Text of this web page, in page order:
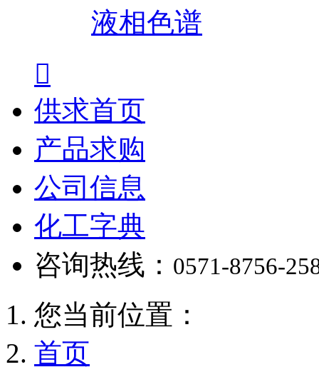
液相色谱

供求首页
产品求购
公司信息
化工字典
咨询热线： 0571-8756-
您当前位置：
首页